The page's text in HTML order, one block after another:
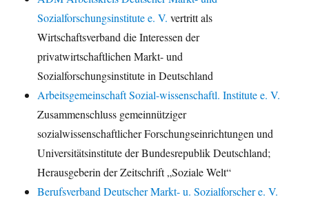
Sozialforschungsinstitute e. V. vertritt als
Wirtschaftsverband die Interessen der
privatwirtschaftlichen Markt- und
Sozialforschungsinstitute in Deutschland
Arbeitsgemeinschaft Sozial-wissenschaftl. Institute e. V.
Zusammenschluss gemeinnütziger
sozialwissenschaftlicher Forschungseinrichtungen und
Universitätsinstitute der Bundesrepublik Deutschland;
Herausgeberin der Zeitschrift „Soziale Welt“
Berufsverband Deutscher Markt- u. Sozialforscher e. V.